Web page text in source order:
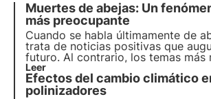
Muertes de abejas: Un
más preocupante
Cuando se habla últimamente de
trata de noticias positivas que
futuro. Al contrario, los temas más
los peligros que minan su
estaciones desfavorables para la
miel, las nuevas enfermedades y las
Leer
Efectos del cambio climático
polinizadores